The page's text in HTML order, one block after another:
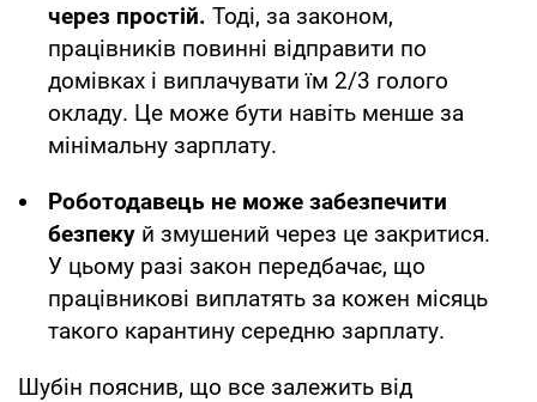
через простій. Тоді, за законом,
працівників повинні відправити по
домівках і виплачувати їм 2/3 голого
окладу. Це може бути навіть менше за
мінімальну зарплату.
Роботодавець не може забезпечити
безпеку й змушений через це закритися.
У цьому разі закон передбачає, що
працівникові виплатять за кожен місяць
такого карантину середню зарплату.
Шубін пояснив, що все залежить від